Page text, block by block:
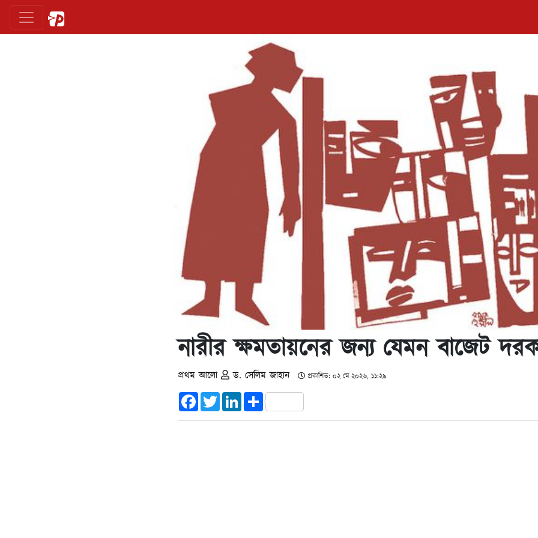
নারীর ক্ষমতায়নের জন্য যেমন বাজেট
প্রথম আলো ড. সেলিম জাহান প্রকাশিত: ০২ মে ২০২৬, ১১:২৯
FacebookTwitterLinkedInShare